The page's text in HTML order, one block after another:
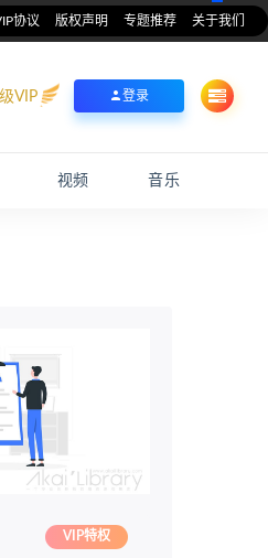
协议 版权声明 专题推荐 关于我们
VIP 登录
视频 音乐
VIP特权